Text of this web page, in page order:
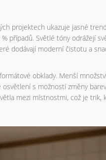
projektech ukazuje jasné
případů. Světlé tóny odrážejí
dodávají moderní čistotu a
obklady. Menší
s možností změny
mezi místnostmi, což je trik,